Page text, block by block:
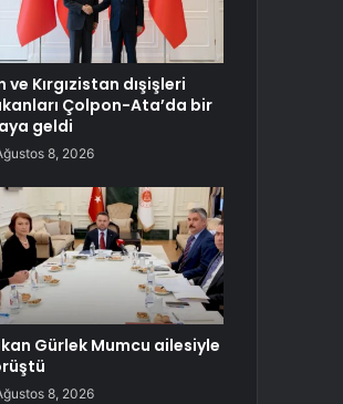
ve Kırgızistan dışişleri
Çolpon-Ata’da bir
geldi
8, 2026
Gürlek Mumcu ailesiyle
8, 2026